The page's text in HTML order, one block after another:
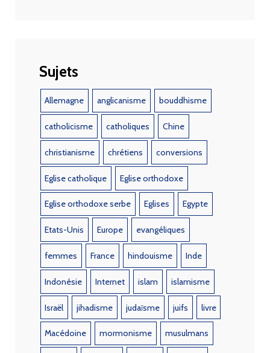
Sujets
Allemagne anglicanisme bouddhisme
catholicisme catholiques Chine
christianisme chrétiens conversions
Eglise catholique Eglise orthodoxe
Eglise orthodoxe serbe Eglises Egypte
Etats-Unis Europe evangéliques
femmes France hindouisme Inde
Indonésie Internet islam islamisme
Israël jihadisme judaïsme juifs livre
Macédoine mormonisme musulmans